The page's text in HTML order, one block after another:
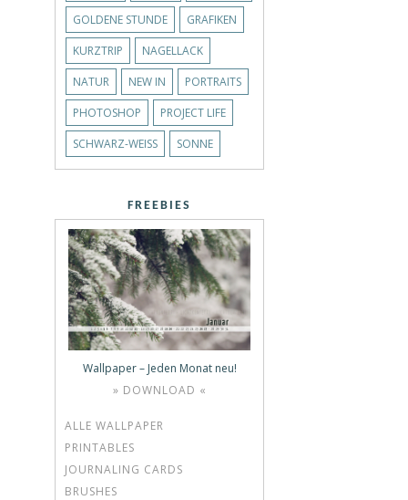
GOLDENE STUNDE
GRAFIKEN
KURZTRIP
NAGELLACK
NATUR
NEW IN
PORTRAITS
PHOTOSHOP
PROJECT LIFE
SCHWARZ-WEISS
SONNE
FREEBIES
Wallpaper – Jeden Monat neu!
» DOWNLOAD «
ALLE WALLPAPER
PRINTABLES
JOURNALING CARDS
BRUSHES